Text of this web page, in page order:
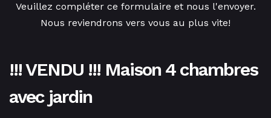
Veuillez compléter ce formulaire et nous l'envoyer.
Nous reviendrons vers vous au plus vite!
!!! VENDU !!! Maison 4 chambres
avec jardin